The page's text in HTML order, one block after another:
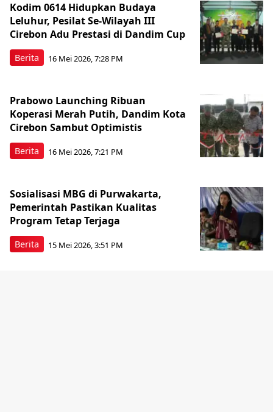
Berita
Kodim 0614 Hidupkan Budaya
Leluhur, Pesilat Se-Wilayah III
Cirebon Adu Prestasi di Dandim Cup
16 Mei 2026, 7:28 PM
Berita
Prabowo Launching Ribuan
Koperasi Merah Putih, Dandim Kota
Cirebon Sambut Optimistis
16 Mei 2026, 7:21 PM
Berita
Sosialisasi MBG di Purwakarta,
Pemerintah Pastikan Kualitas
Program Tetap Terjaga
15 Mei 2026, 3:51 PM